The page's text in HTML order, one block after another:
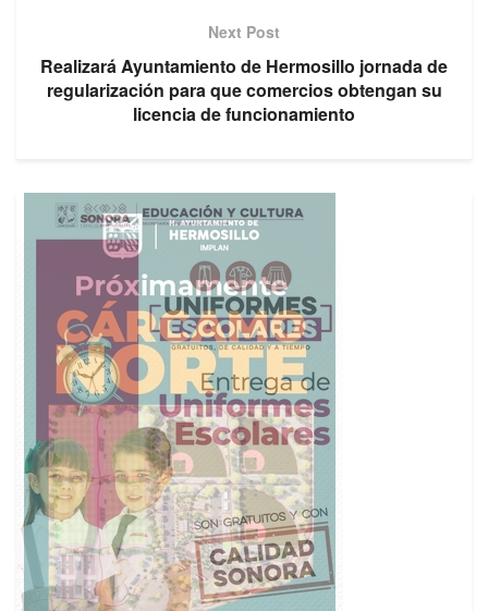
Next Post
Realizará Ayuntamiento de Hermosillo jornada de
regularización para que comercios obtengan su
licencia de funcionamiento